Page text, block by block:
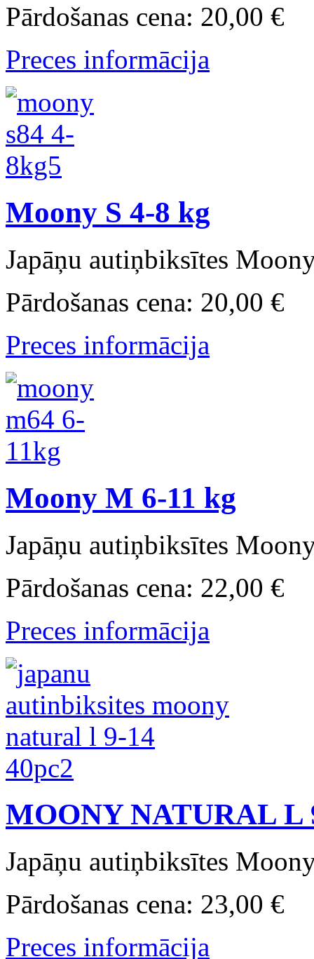
Pārdošanas cena: 20,00 €
Preces informācija
Moony S 4-8 kg
Japāņu autiņbiksītes
Pārdošanas cena: 20,00 €
Preces informācija
Moony M 6-11 kg
Japāņu autiņbiksītes
Pārdošanas cena: 22,00 €
Preces informācija
MOONY NATURAL L
Japāņu autiņbiksītes
Pārdošanas cena: 23,00 €
Preces informācija